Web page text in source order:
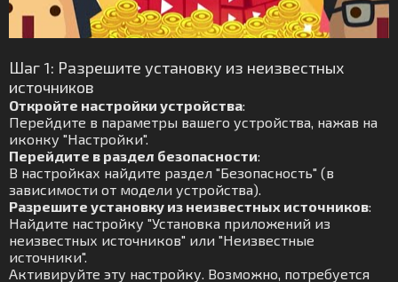
Шаг 1: Разрешите установку из неизвестных
источников
Откройте настройки устройства:
Перейдите в параметры вашего устройства, нажав на
иконку "Настройки".
Перейдите в раздел безопасности:
В настройках найдите раздел "Безопасность" (в
зависимости от модели устройства).
Разрешите установку из неизвестных источников:
Найдите настройку "Установка приложений из
неизвестных источников" или "Неизвестные
источники".
Активируйте эту настройку. Возможно, потребуется